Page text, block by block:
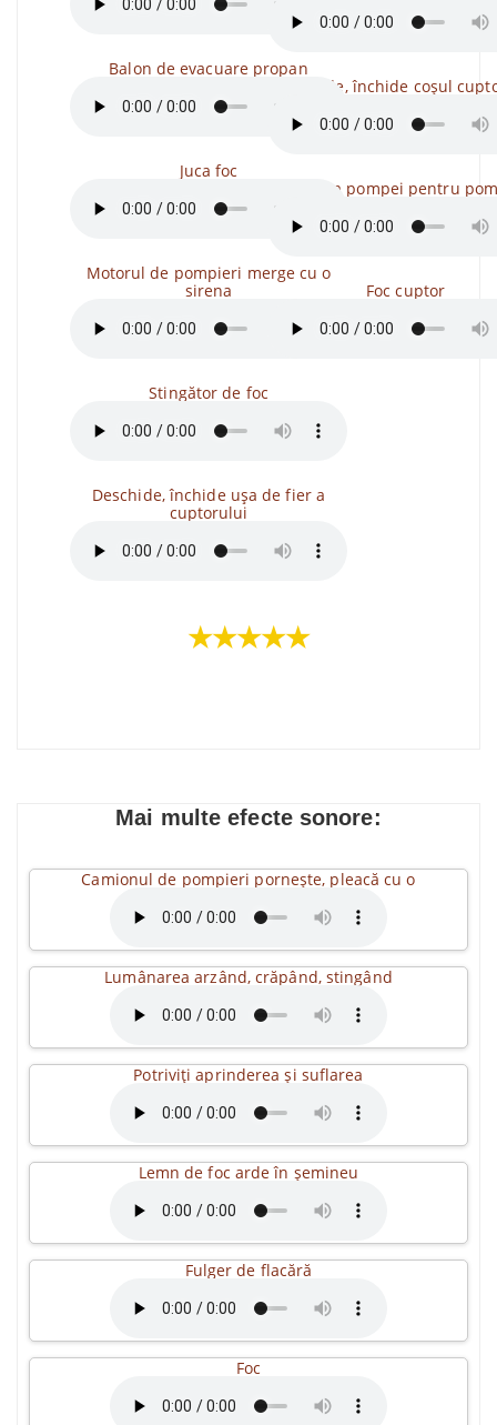
Balon de evacuare propan
Juca foc
Motorul de pompieri merge cu o
sirena
Stingător de foc
Deschide, închide ușa de fier a
cuptorului
Deschide, închide coșul
Pornirea pompei pentru
Foc cuptor
★★★★★
Mai multe efecte sonore:
Camionul de pompieri pornește, pleacă cu o
Lumânarea arzând, crăpând, stingând
Potriviți aprinderea și suflarea
Lemn de foc arde în șemineu
Fulger de flacără
Foc